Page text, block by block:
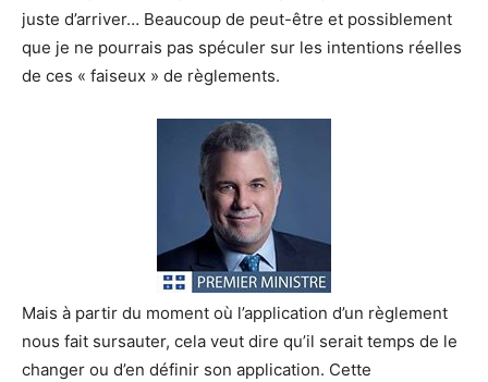
juste d’arriver… Beaucoup de peut-être et possiblement
que je ne pourrais pas spéculer sur les intentions réelles
de ces « faiseux » de règlements.
Mais à partir du moment où l’application d’un règlement
nous fait sursauter, cela veut dire qu’il serait temps de le
changer ou d’en définir son application. Cette